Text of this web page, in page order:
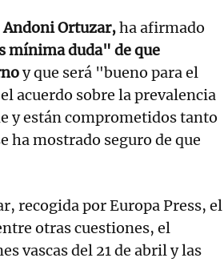
Andoni Ortuzar,ha afirmado
mínima duda" de que
y que será "bueno para el
acuerdo sobre la prevalencia
y están comprometidos tanto
ha mostrado seguro de que
recogida por Europa Press, el
otras cuestiones, el
vascas del 21 de abril y las